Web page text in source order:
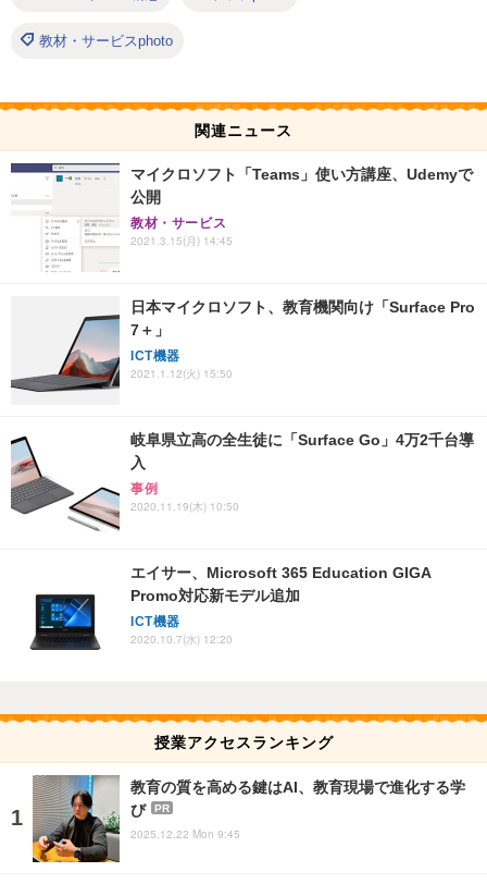
教材・サービスphoto
関連ニュース
マイクロソフト「Teams」使い方講座、Udemyで
公開
教材・サービス
2021.3.15(月) 14:45
日本マイクロソフト、教育機関向け「Surface Pro
7＋」
ICT機器
2021.1.12(火) 15:50
岐阜県立高の全生徒に「Surface Go」4万2千台導
入
事例
2020.11.19(木) 10:50
エイサー、Microsoft 365 Education GIGA
Promo対応新モデル追加
ICT機器
2020.10.7(水) 12:20
授業アクセスランキング
教育の質を高める鍵はAI、教育現場で進化する学
び
PR
2025.12.22 Mon 9:45